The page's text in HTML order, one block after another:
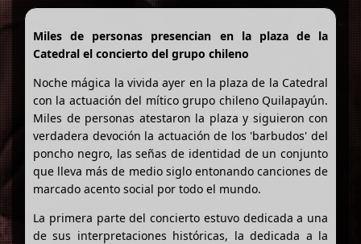
Miles de personas presencian en la plaza de la
Catedral el concierto del grupo chileno
Noche mágica la vivida ayer en la plaza de la Catedral
con la actuación del mítico grupo chileno Quilapayún.
Miles de personas atestaron la plaza y siguieron con
verdadera devoción la actuación de los 'barbudos' del
poncho negro, las señas de identidad de un conjunto
que lleva más de medio siglo entonando canciones de
marcado acento social por todo el mundo.
La primera parte del concierto estuvo dedicada a una
de sus interpretaciones históricas, la dedicada a la